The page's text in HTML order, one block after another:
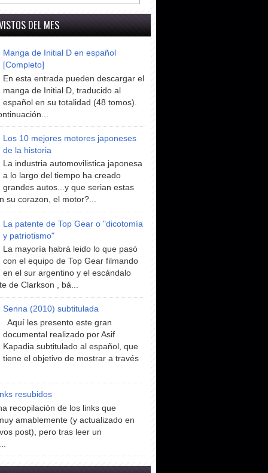
DEL MES
Manga de Initial D en español
[Completo]
En esta entrada pueden descargar el
manga de Initial D, traducido al
español en su totalidad (48 tomos).
Los 10 mejores motores japoneses
de la historia
La industria automovilistica japonesa
a lo largo del tiempo ha creado
grandes autos...y que serian estas
su corazon, el motor?...
La patente de Top Gear o "dicotomía
y patriotismo"
La mayoría habrá leido lo que pasó
con el equipo de Top Gear filmando
en el sur argentino y el escándalo
de Clarkson , bá...
Senna (2010) subtitulada
Aquí les presento este gran
documental realizado por Asif
Kapadia subtitulado al español, que
tiene el objetivo de mostrar a través
resubidos
recopilación de los links que
amablemente (y actualizado en
post), pero tras leer un